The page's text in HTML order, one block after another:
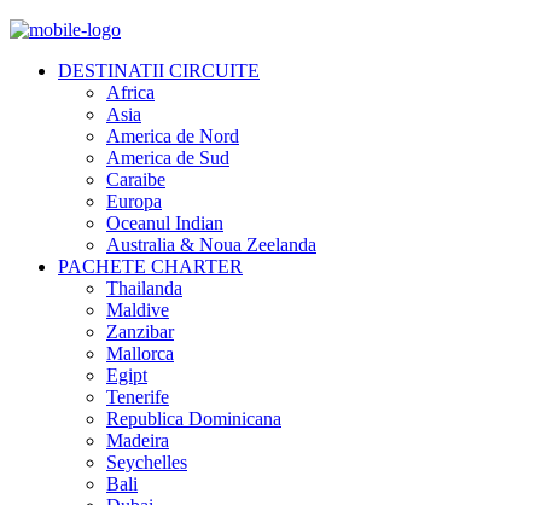
DESTINATII CIRCUITE
Africa
Asia
America de Nord
America de Sud
Caraibe
Europa
Oceanul Indian
Australia & Noua Zeelanda
PACHETE CHARTER
Thailanda
Maldive
Zanzibar
Mallorca
Egipt
Tenerife
Republica Dominicana
Madeira
Seychelles
Bali